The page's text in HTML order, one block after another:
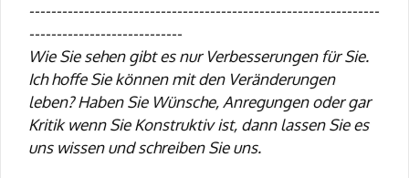
----------------------------------------------------------------
----------------------------
Wie Sie sehen gibt es nur Verbesserungen für Sie.
Ich hoffe Sie können mit den Veränderungen
leben? Haben Sie Wünsche, Anregungen oder gar
Kritik wenn Sie Konstruktiv ist, dann lassen Sie es
uns wissen und schreiben Sie uns.